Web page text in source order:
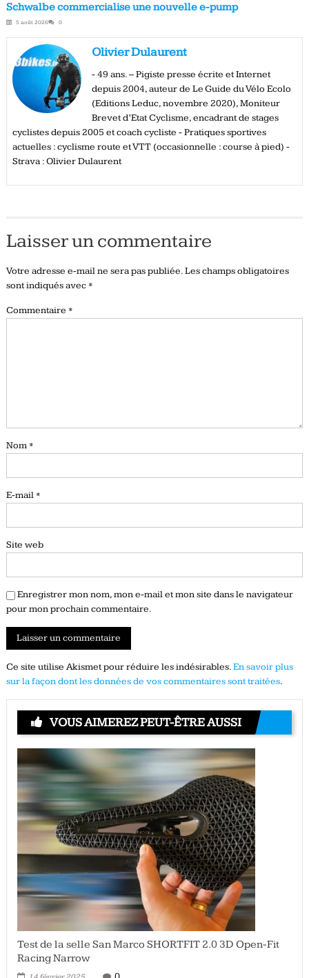
Schwalbe commercialise une nouvelle e-pump
5 août 2026 0
Olivier Dulaurent
- 49 ans. – Pigiste presse écrite et Internet
depuis 2004, auteur de Le Guide du Vélo Ecolo
(Editions Leduc, novembre 2020), Moniteur
Brevet d’Etat Cyclisme, encadrant de stages
cyclistes depuis 2005 et coach cycliste - Pratiques sportives
actuelles : cyclisme route et VTT (occasionnelle : course à pied) -
Strava : Olivier Dulaurent
Laisser un commentaire
Votre adresse e-mail ne sera pas publiée.Les champs obligatoires
sont indiqués avec *
Commentaire *
Nom *
E-mail *
Site web
Enregistrer mon nom, mon e-mail et mon site dans le navigateur
pour mon prochain commentaire.
Ce site utilise Akismet pour réduire les indésirables.En savoir plus
sur la façon dont les données de vos commentaires sont traitées.
VOUS AIMEREZ PEUT-ÊTRE AUSSI
Test de la selle San Marco SHORTFIT 2.0 3D Open-Fit
Racing Narrow